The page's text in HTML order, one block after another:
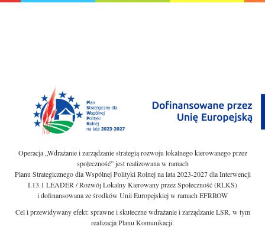
Operacja „Wdrażanie i zarządzanie strategią rozwoju lokalnego kierowanego przez
społeczność” jest realizowana w ramach
Planu Strategicznego dla Wspólnej Polityki Rolnej na lata 2023-2027 dla Interwencji
I.13.1 LEADER / Rozwój Lokalny Kierowany przez Społeczność (RLKS)
i dofinansowana ze środków Unii Europejskiej w ramach EFRROW
Cel i przewidywany efekt: sprawne i skuteczne wdrażanie i zarządzanie LSR, w tym
realizacja Planu Komunikacji.